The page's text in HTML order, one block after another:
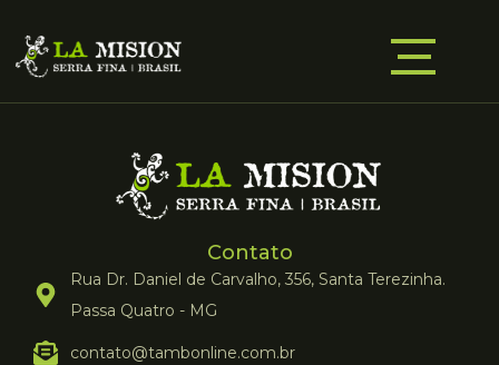
Contato
Rua Dr. Daniel de Carvalho, 356, Santa Terezinha.
Passa Quatro - MG
contato@tambonline.com.br